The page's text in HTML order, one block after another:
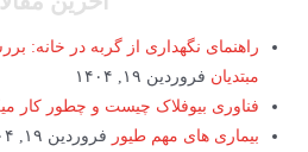
راهنمای نگهداری از گربه در خانه:
مبتدیان فروردین ۱۹, ۱۴۰۴
فناوری بیوفلاک چیست و چطور کار
بیماری های مهم طیور فروردین ۱۹, ۱۴۰۴